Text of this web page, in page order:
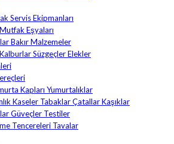
Servis Ekipmanları
Eşyaları
Bakır Malzemeler
Süzgeçler Elekler
Kapları Yumurtalıklar
Kaseler Tabaklar Çatallar Kaşıklar
Güveçler Testiler
Tencereleri Tavalar